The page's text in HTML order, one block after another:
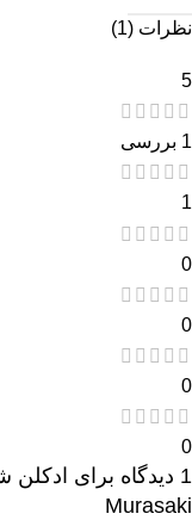
نظرات (1)
5
1 بررسی
1
0
0
0
0
1 دیدگاه برای
Murasaki